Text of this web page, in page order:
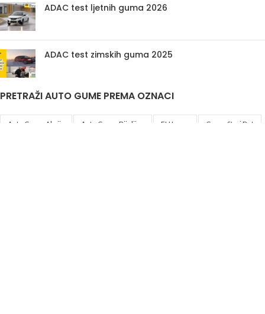
ADAC test ljetnih guma 2026
ADAC test zimskih guma 2025
PRETRAŽI AUTO GUME PREMA OZNACI
Auto Gume Akcija Auto Gume Bijeljina EU Lager Gume Stari Dot